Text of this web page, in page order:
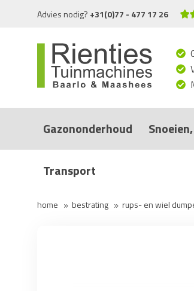
Advies nodig? +31(0)77 - 477 17 26
Gazononderhoud
Transport
home bestrating rups- en wiel